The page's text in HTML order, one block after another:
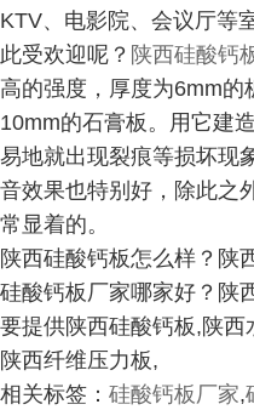
KTV、电影院、会议厅等
此受欢迎呢？ 陕西硅酸钙
高的强度，厚度为6mm
10mm的石膏板。用它建
易地就出现裂痕等损坏现
音效果也特别好，除此之
常显着的。
陕西硅酸钙板怎么样？陕
硅酸钙板厂家哪家好？陕
要提供陕西硅酸钙板,陕
陕西纤维压力板,
相关标签： 硅酸钙板厂家,